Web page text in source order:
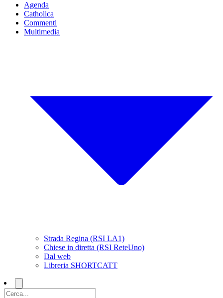
Agenda
Catholica
Commenti
Multimedia
Strada Regina (RSI LA1)
Chiese in diretta (RSI ReteUno)
Dal web
Libreria SHORTCATT